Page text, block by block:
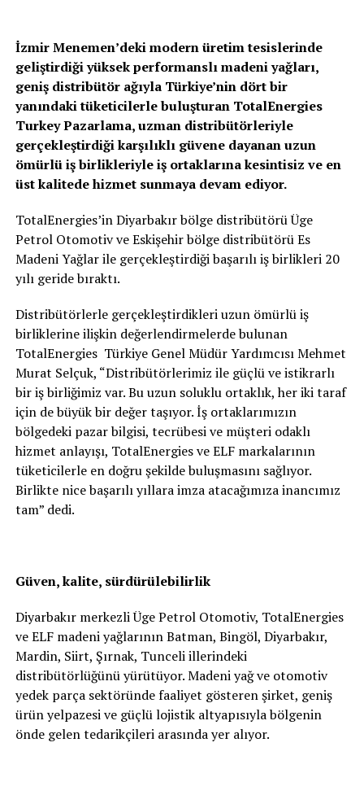
İzmir Menemen’deki modern üretim tesislerinde
geliştirdiği yüksek performanslı madeni yağları,
geniş distribütör ağıyla Türkiye’nin dört bir
yanındaki tüketicilerle buluşturan TotalEnergies
Turkey Pazarlama, uzman distribütörleriyle
gerçekleştirdiği karşılıklı güvene dayanan uzun
ömürlü iş birlikleriyle iş ortaklarına kesintisiz ve en
üst kalitede hizmet sunmaya devam ediyor.
TotalEnergies’in Diyarbakır bölge distribütörü Üge
Petrol Otomotiv ve Eskişehir bölge distribütörü Es
Madeni Yağlar ile gerçekleştirdiği başarılı iş birlikleri 20
yılı geride bıraktı.
Distribütörlerle gerçekleştirdikleri uzun ömürlü iş
birliklerine ilişkin değerlendirmelerde bulunan
TotalEnergies Türkiye Genel Müdür Yardımcısı Mehmet
Murat Selçuk, “Distribütörlerimiz ile güçlü ve istikrarlı
bir iş birliğimiz var. Bu uzun soluklu ortaklık, her iki taraf
için de büyük bir değer taşıyor. İş ortaklarımızın
bölgedeki pazar bilgisi, tecrübesi ve müşteri odaklı
hizmet anlayışı, TotalEnergies ve ELF markalarının
tüketicilerle en doğru şekilde buluşmasını sağlıyor.
Birlikte nice başarılı yıllara imza atacağımıza inancımız
tam” dedi.
Güven, kalite, sürdürülebilirlik
Diyarbakır merkezli Üge Petrol Otomotiv, TotalEnergies
ve ELF madeni yağlarının Batman, Bingöl, Diyarbakır,
Mardin, Siirt, Şırnak, Tunceli illerindeki
distribütörlüğünü yürütüyor. Madeni yağ ve otomotiv
yedek parça sektöründe faaliyet gösteren şirket, geniş
ürün yelpazesi ve güçlü lojistik altyapısıyla bölgenin
önde gelen tedarikçileri arasında yer alıyor.